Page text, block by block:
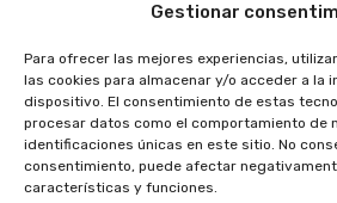
Gestionar
Para ofrecer las mejores experiencias,
las cookies para almacenar y/o acceder a la
dispositivo. El consentimiento de estas
procesar datos como el comportamiento de
identificaciones únicas en este sitio. No
consentimiento, puede afectar
características y funciones.
Patagual Radio Digital 2026 - Todos
reservados
la Radio de Verdad
Cobertura
Programación